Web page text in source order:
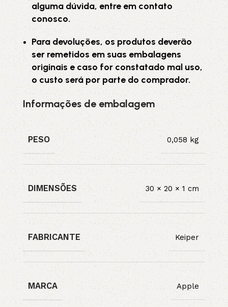
alguma dúvida, entre em contato
conosco.
Para devoluções, os produtos deverão
ser remetidos em suas embalagens
originais e caso for constatado mal uso,
o custo será por parte do comprador.
Informações de embalagem
PESO 0,058 kg
DIMENSÕES 30 × 20 × 1 cm
FABRICANTE Keiper
MARCA Apple